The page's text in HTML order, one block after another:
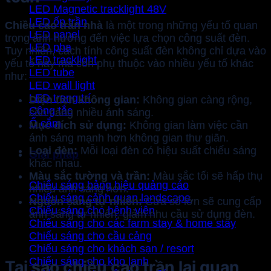
LED Magnetic tracklight 48V
LED ốp trần
LED panel
LED pha
LED tracklight
LED tube
LED wall light
LED trang trí
Công tắc
Ổ cắm
Giải pháp
Chiếu sáng bảng hiệu quảng cáo
Chiếu sáng cảnh quan landscape
Chiếu sáng cho bệnh viện
Chiếu sáng cho các farm stay & home stay
Chiếu sáng cho cầu cảng
Chiếu sáng cho khách sạn / resort
Chiếu sáng cho kho lạnh
Chiều cao trần nhà là một trong những yếu tố quan
trọng ảnh hưởng đến việc lựa chọn công suất đèn.
Tuy nhiên, cách tính công suất đèn không chỉ dựa vào
yếu tố này mà còn phụ thuộc vào nhiều yếu tố khác
như:
Diện tích không gian: Không gian càng rộng,
cần càng nhiều ánh sáng.
Mục đích sử dụng: Không gian làm việc cần
ánh sáng mạnh hơn không gian thư giãn.
Loại đèn:Mỗi loại đèn có hiệu suất chiếu sáng
khác nhau.
Màu sắc tường và trần: Màu sắc tối sẽ hấp thụ
nhiều ánh sáng hơn.
Nguồn sáng tự nhiên:Cửa sổ lớn sẽ cung cấp
ánh sáng tự nhiên, giảm nhu cầu sử dụng đèn.
Tại sao chiều cao trần lại quan